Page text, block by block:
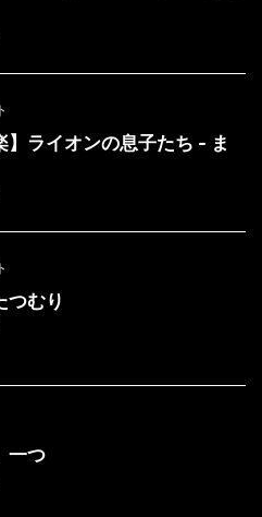
】ライオンの息子たち - ま
つむり
一つ